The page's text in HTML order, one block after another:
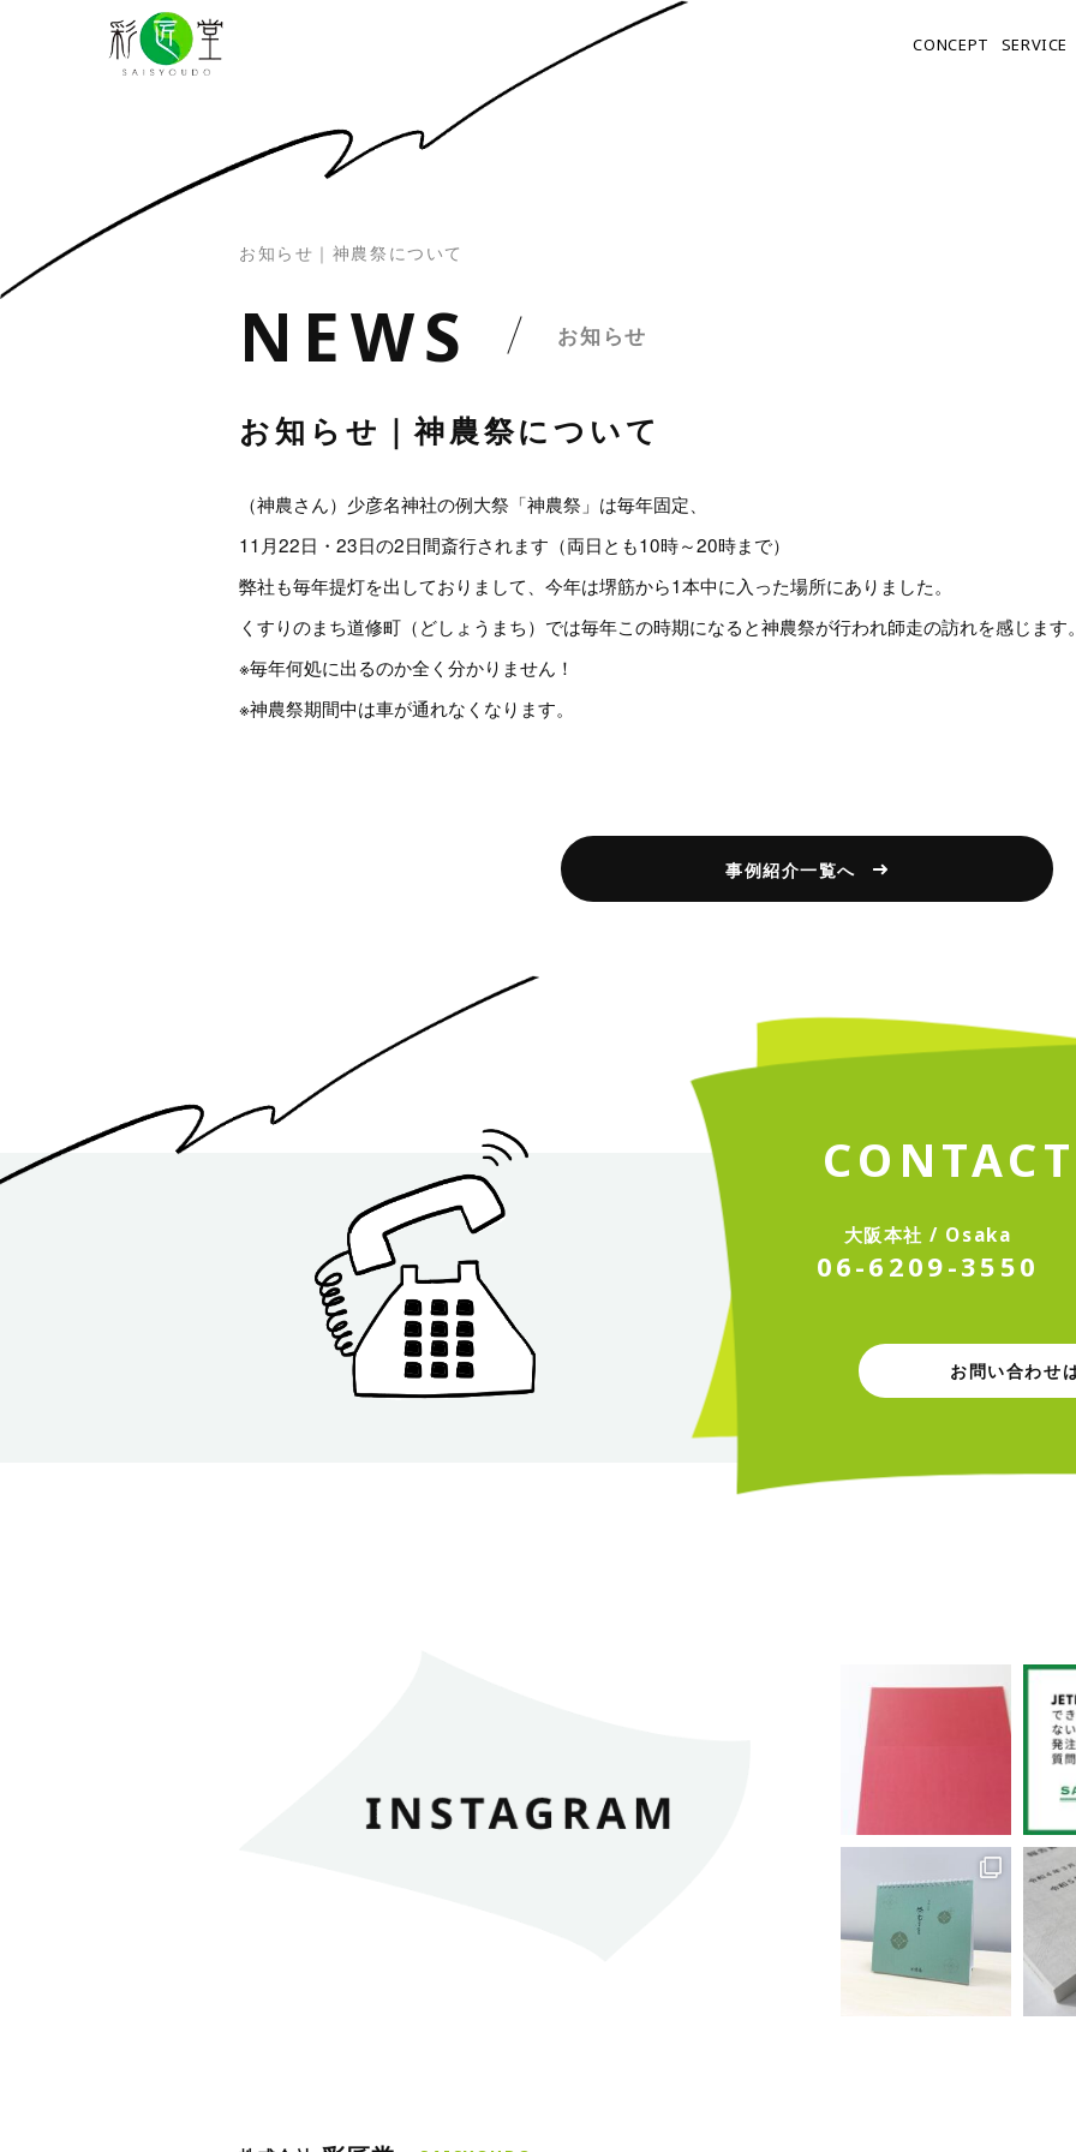
グ
CONCEPT SERVICE
お知らせ｜神農祭について
N EWS お知らせ
お知らせ｜神農祭について
（神農さん）少彦名神社の例大祭「神農祭」は毎年固定、
11月22日・23日の2日間斎行されます（両日とも10時～20時まで）
弊社も毎年提灯を出しておりまして、今年は堺筋から1本中に入った場所にありました。
くすりのまち道修町（どしょうまち）では毎年この時期になると神農祭が行われ師走の訪れを感じます
※毎年何処に出るのか全く分かりません！
※神農祭期間中は車が通れなくなります。
事例紹介一覧へ
CO NTACT
大阪本社 / Osaka
06-6 209-35 50
お問い合わせ